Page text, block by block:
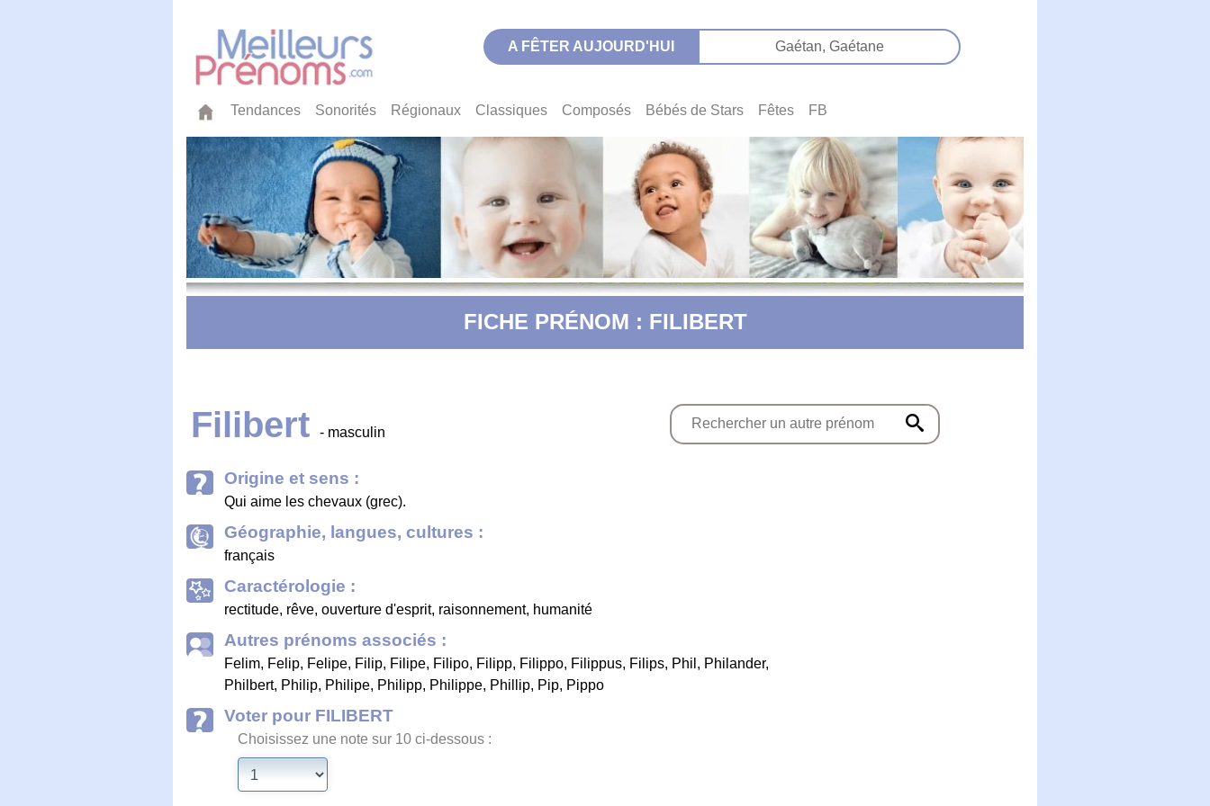
A FÊTER AUJOURD'HUI Gaétan, Gaétane
Tendances Sonorités Régionaux Classiques Composés Bébés de Stars Fêtes FB
FICHE PRÉNOM : FILIBERT
Filibert - masculin
Origine et sens :
Qui aime les chevaux (grec).
Géographie, langues, cultures :
français
Caractérologie :
rectitude, rêve, ouverture d'esprit, raisonnement, humanité
Autres prénoms associés :
Felim, Felip, Felipe, Filip, Filipe, Filipo, Filipp, Filippo, Filippus, Filips, Phil , Philander,
Philbert, Philip, Philipe, Philipp, Philippe, Phillip, Pip, Pippo
Voter pour FILIBERT
Choisissez une note sur 10 ci-dessous :